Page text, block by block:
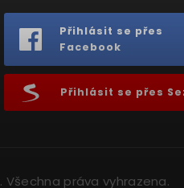
Přihlásit se přes
Facebook
Přihlásit se přes
. Všechna práva vyhrazena.